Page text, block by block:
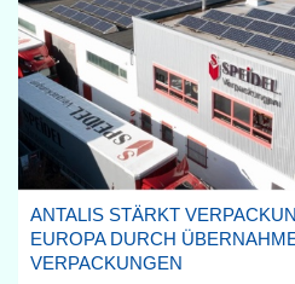
ANTALIS STÄRKT
EUROPA DURCH
VERPACKUNGEN